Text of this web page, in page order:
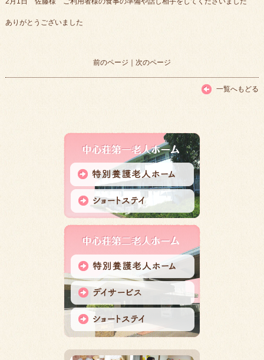
ありがとうございました
前のページ ｜ 次のページ
一覧へもどる